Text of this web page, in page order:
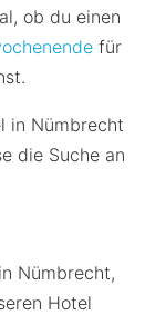
ob du einen
für
in Nümbrecht
die Suche an
Nümbrecht,
Hotel